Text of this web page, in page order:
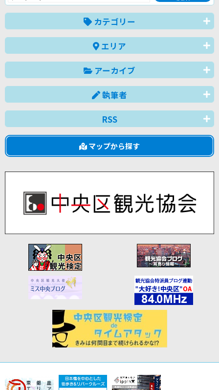
カテゴリー
エリア
アーカイブ
執筆者
RSS
マップから探す